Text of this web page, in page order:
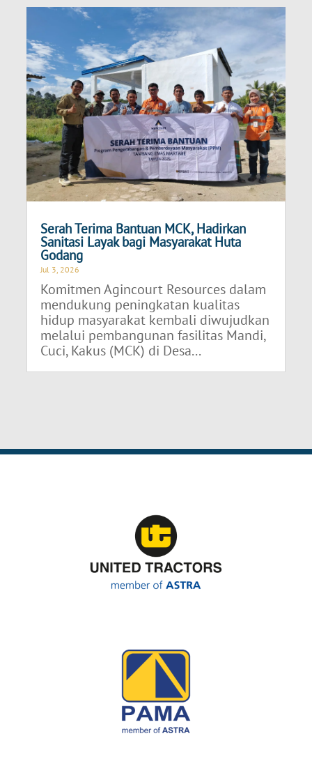
Serah Terima Bantuan MCK, Hadirkan
Sanitasi Layak bagi Masyarakat Huta
Godang
Jul 3, 2026
Komitmen Agincourt Resources dalam
mendukung peningkatan kualitas
hidup masyarakat kembali diwujudkan
melalui pembangunan fasilitas Mandi,
Cuci, Kakus (MCK) di Desa...